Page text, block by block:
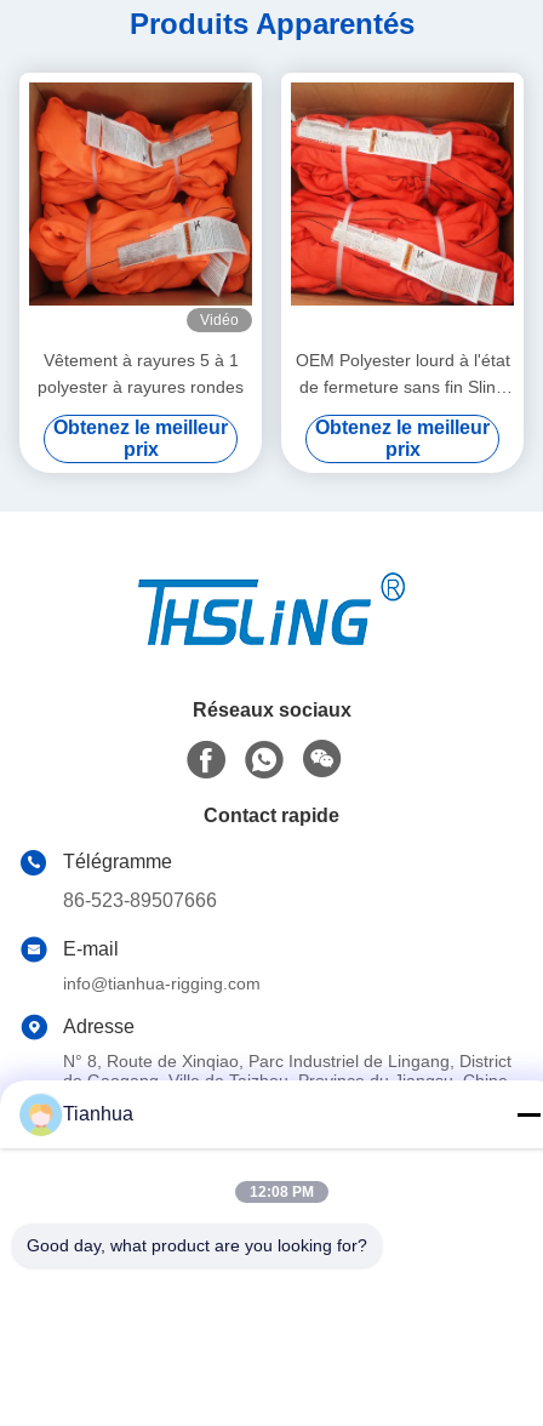
Produits Apparentés
Vidéo
Vêtement à rayures 5 à 1
polyester à rayures rondes
Obtenez le meilleur
prix
OEM Polyester lourd à l'état
de fermeture sans fin Sling
rond Rouge vertical 7 tonnes
Obtenez le meilleur
prix
Réseaux sociaux
Contact rapide
Télégramme
86-523-89507666
E-mail
info@tianhua-rigging.com
Adresse
N° 8, Route de Xinqiao, Parc Industriel de Lingang, District
de Gaogang, Ville de Taizhou, Province du Jiangsu, Chine
Chine Bonne qualité Élingue de levage de polyester Le
réservés.
Tianhua
12:08 PM
Good day, what product are you looking for?